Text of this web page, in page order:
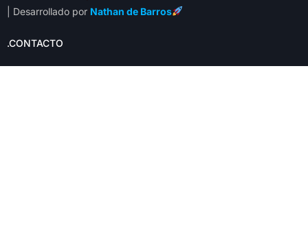
| Desarrollado por Nathan de Barros
.CONTACTO